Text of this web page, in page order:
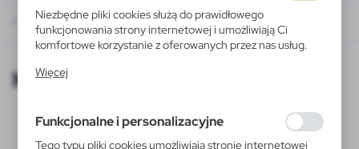
Niezbędne pliki cookies służą do prawidłowego
funkcjonowania strony internetowej i umożliwiają Ci
komfortowe korzystanie z oferowanych przez nas usług.
działania w celu m.in. dostosowania Twoich ustawień
korzystasz, może działać bez zakłóceń.
Więcej
Funkcjonalne i personalizacyjne
Tego typu pliki cookies umożliwiają stronie internetowej
KATALOGI ONLINE
KATALOGI ONLINE